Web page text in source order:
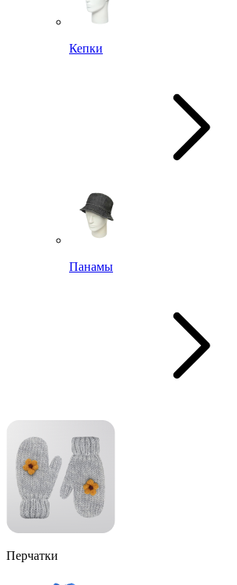
Кепки
Панамы
Перчатки